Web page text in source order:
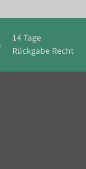
14 Tage
Rückgabe Recht